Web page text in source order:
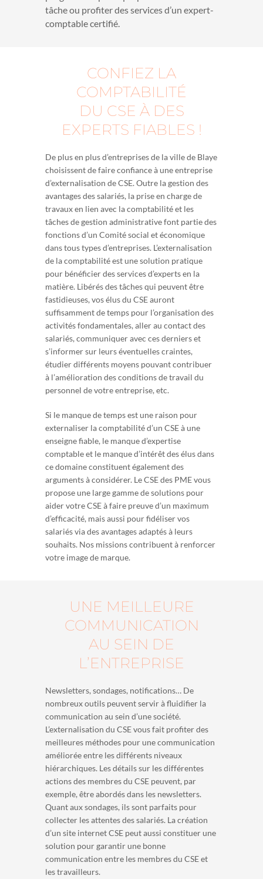
tâche ou profiter des services d’un expert-
comptable certifié.
CONFIEZ LA
COMPTABILITÉ
DU CSE À DES
EXPERTS FIABLES !
De plus en plus d’entreprises de la ville de Blaye
choisissent de faire confiance à une entreprise
d’externalisation de CSE. Outre la gestion des
avantages des salariés, la prise en charge de
travaux en lien avec la comptabilité et les
tâches de gestion administrative font partie des
fonctions d’un Comité social et économique
dans tous types d’entreprises. L’externalisation
de la comptabilité est une solution pratique
pour bénéficier des services d’experts en la
matière. Libérés des tâches qui peuvent être
fastidieuses, vos élus du CSE auront
suffisamment de temps pour l’organisation des
activités fondamentales, aller au contact des
salariés, communiquer avec ces derniers et
s’informer sur leurs éventuelles craintes,
étudier différents moyens pouvant contribuer
à l’amélioration des conditions de travail du
personnel de votre entreprise, etc.
Si le manque de temps est une raison pour
externaliser la comptabilité d’un CSE à une
enseigne fiable, le manque d’expertise
comptable et le manque d’intérêt des élus dans
ce domaine constituent également des
arguments à considérer. Le CSE des PME vous
propose une large gamme de solutions pour
aider votre CSE à faire preuve d’un maximum
d’efficacité, mais aussi pour fidéliser vos
salariés via des avantages adaptés à leurs
souhaits. Nos missions contribuent à renforcer
votre image de marque.
UNE MEILLEURE
COMMUNICATION
AU SEIN DE
L’ENTREPRISE
Newsletters, sondages, notifications… De
nombreux outils peuvent servir à fluidifier la
communication au sein d’une société.
L’externalisation du CSE vous fait profiter des
meilleures méthodes pour une communication
améliorée entre les différents niveaux
hiérarchiques. Les détails sur les différentes
actions des membres du CSE peuvent, par
exemple, être abordés dans les newsletters.
Quant aux sondages, ils sont parfaits pour
collecter les attentes des salariés. La création
d’un site internet CSE peut aussi constituer une
solution pour garantir une bonne
communication entre les membres du CSE et
les travailleurs.